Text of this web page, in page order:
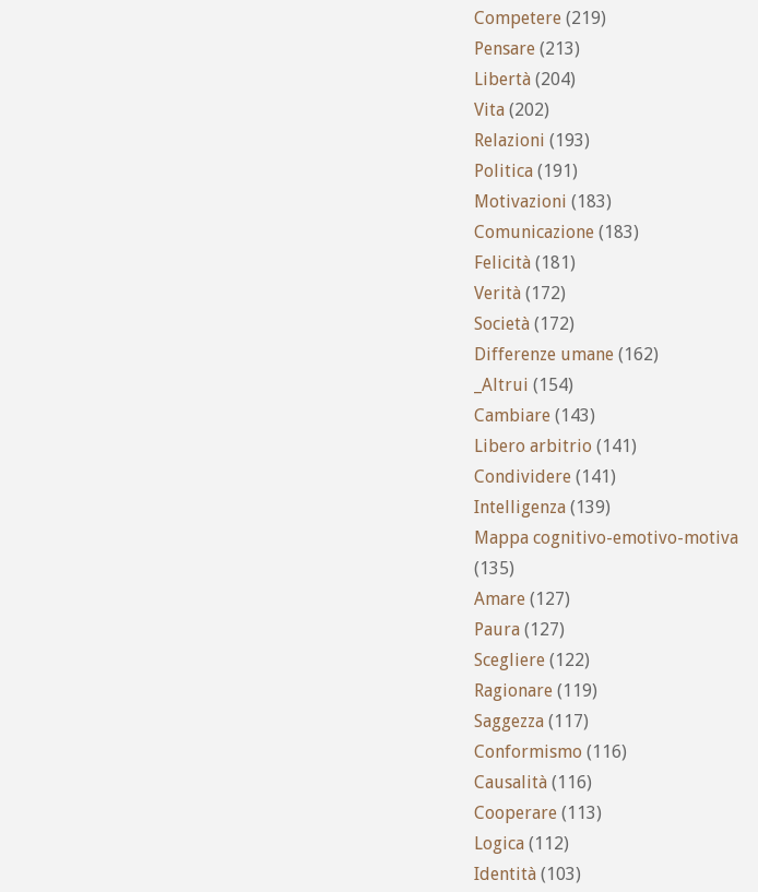
Competere (219)
Pensare (213)
Libertà (204)
Vita (202)
Relazioni (193)
Politica (191)
Motivazioni (183)
Comunicazione (183)
Felicità (181)
Verità (172)
Società (172)
Differenze umane (162)
_Altrui (154)
Cambiare (143)
Libero arbitrio (141)
Condividere (141)
Intelligenza (139)
Mappa cognitivo-emotivo-motiva
(135)
Amare (127)
Paura (127)
Scegliere (122)
Ragionare (119)
Saggezza (117)
Conformismo (116)
Causalità (116)
Cooperare (113)
Logica (112)
Identità (103)